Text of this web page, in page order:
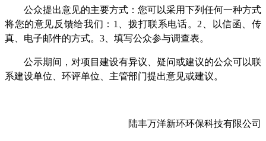
公众提出意见的主要方式：您可以采用下列任何一种方式
将您的意见反馈给我们： 1 、拨打联系电话。 2 、以信函、传
真、电子邮件的方式。 3 、填写公众参与调查表。
公示期间，对项目建设有异议、疑问或建议的公众可以联
系建设单位、环评单位、主管部门提出意见或建议。
陆丰万洋新环环保科技有限公司